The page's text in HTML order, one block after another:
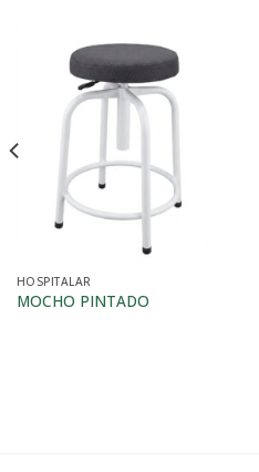
HOSPITALAR
MOCHO PINTADO